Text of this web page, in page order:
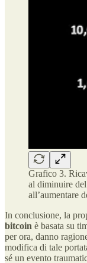
Grafico 3.
al diminuire
all’aumentare
In conclusione, la
bitcoin è basata su
per ora, danno
modifica di tale
sé un evento